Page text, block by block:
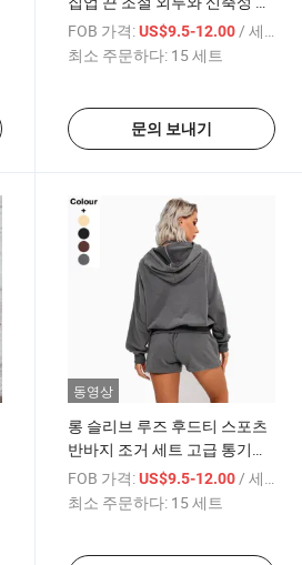
는 연필 바지 수트 가을 겨울 점
프수트 트랙수트
FOB 가격: US$9.5-12.00 / 세트
최소 주문하다: 15 세트
문의 보내기
동영상
롱 슬리브 루즈 후드티 스포츠
반바지 조거 세트 고급 통기성
원단 두 가지 색상 스포츠웨어
여성용
FOB 가격: US$9.5-12.00 / 세트
최소 주문하다: 15 세트